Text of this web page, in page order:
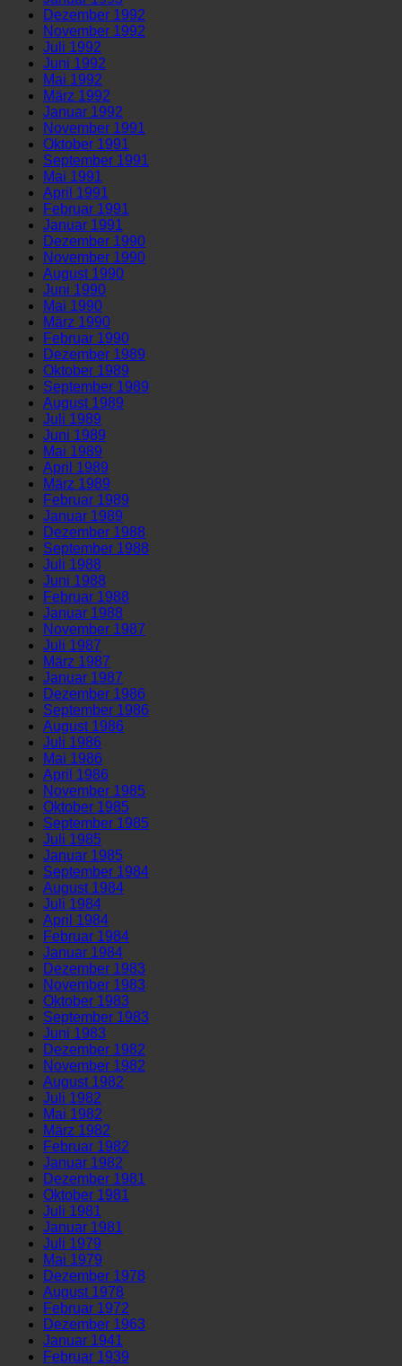
Dezember 1992
November 1992
Juli 1992
Juni 1992
Mai 1992
März 1992
Januar 1992
November 1991
Oktober 1991
September 1991
Mai 1991
April 1991
Februar 1991
Januar 1991
Dezember 1990
November 1990
August 1990
Juni 1990
Mai 1990
März 1990
Februar 1990
Dezember 1989
Oktober 1989
September 1989
August 1989
Juli 1989
Juni 1989
Mai 1989
April 1989
März 1989
Februar 1989
Januar 1989
Dezember 1988
September 1988
Juli 1988
Juni 1988
Februar 1988
Januar 1988
November 1987
Juli 1987
März 1987
Januar 1987
Dezember 1986
September 1986
August 1986
Juli 1986
Mai 1986
April 1986
November 1985
Oktober 1985
September 1985
Juli 1985
Januar 1985
September 1984
August 1984
Juli 1984
April 1984
Februar 1984
Januar 1984
Dezember 1983
November 1983
Oktober 1983
September 1983
Juni 1983
Dezember 1982
November 1982
August 1982
Juli 1982
Mai 1982
März 1982
Februar 1982
Januar 1982
Dezember 1981
Oktober 1981
Juli 1981
Januar 1981
Juli 1979
Mai 1979
Dezember 1978
August 1978
Februar 1972
Dezember 1963
Januar 1941
Februar 1939